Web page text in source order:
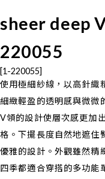
sheer deep
220055
[1-220055]
使用極細紗線，以高針織
細緻輕盈的透明感與微微
V領的設計使層次感更加
格。下擺長度自然地遮住
優雅的設計。外觀雖然精
四季都適合穿搭的多功能